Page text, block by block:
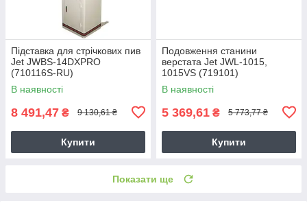
Підставка для стрічкових пив
Jet JWBS-14DXPRO
(710116S-RU)
В наявності
8 491,47 ₴ 9 130,61 ₴
Купити
Подовження станини
верстата Jet JWL-1015,
1015VS (719101)
В наявності
5 369,61 ₴ 5 773,77 ₴
Купити
Показати ще